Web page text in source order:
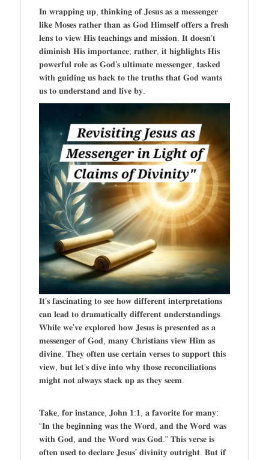
𝐈𝐧 𝐰𝐫𝐚𝐩𝐩𝐢𝐧𝐠 𝐮𝐩, 𝐭𝐡𝐢𝐧𝐤𝐢𝐧𝐠 𝐨𝐟 𝐉𝐞𝐬𝐮𝐬 𝐚𝐬 𝐚 𝐦𝐞𝐬𝐬𝐞𝐧𝐠𝐞𝐫
𝐥𝐢𝐤𝐞 𝐌𝐨𝐬𝐞𝐬 𝐫𝐚𝐭𝐡𝐞𝐫 𝐭𝐡𝐚𝐧 𝐚𝐬 𝐆𝐨𝐝 𝐇𝐢𝐦𝐬𝐞𝐥𝐟 𝐨𝐟𝐟𝐞𝐫𝐬 𝐚 𝐟𝐫𝐞𝐬𝐡
𝐥𝐞𝐧𝐬 𝐭𝐨 𝐯𝐢𝐞𝐰 𝐇𝐢𝐬 𝐭𝐞𝐚𝐜𝐡𝐢𝐧𝐠𝐬 𝐚𝐧𝐝 𝐦𝐢𝐬𝐬𝐢𝐨𝐧. 𝐈𝐭 𝐝𝐨𝐞𝐬𝐧’𝐭
𝐝𝐢𝐦𝐢𝐧𝐢𝐬𝐡 𝐇𝐢𝐬 𝐢𝐦𝐩𝐨𝐫𝐭𝐚𝐧𝐜𝐞; 𝐫𝐚𝐭𝐡𝐞𝐫, 𝐢𝐭 𝐡𝐢𝐠𝐡𝐥𝐢𝐠𝐡𝐭𝐬 𝐇𝐢𝐬
𝐩𝐨𝐰𝐞𝐫𝐟𝐮𝐥 𝐫𝐨𝐥𝐞 𝐚𝐬 𝐆𝐨𝐝’𝐬 𝐮𝐥𝐭𝐢𝐦𝐚𝐭𝐞 𝐦𝐞𝐬𝐬𝐞𝐧𝐠𝐞𝐫, 𝐭𝐚𝐬𝐤𝐞𝐝
𝐰𝐢𝐭𝐡 𝐠𝐮𝐢𝐝𝐢𝐧𝐠 𝐮𝐬 𝐛𝐚𝐜𝐤 𝐭𝐨 𝐭𝐡𝐞 𝐭𝐫𝐮𝐭𝐡𝐬 𝐭𝐡𝐚𝐭 𝐆𝐨𝐝 𝐰𝐚𝐧𝐭𝐬
𝐮𝐬 𝐭𝐨 𝐮𝐧𝐝𝐞𝐫𝐬𝐭𝐚𝐧𝐝 𝐚𝐧𝐝 𝐥𝐢𝐯𝐞 𝐛𝐲.
𝐈𝐭’𝐬 𝐟𝐚𝐬𝐜𝐢𝐧𝐚𝐭𝐢𝐧𝐠 𝐭𝐨 𝐬𝐞𝐞 𝐡𝐨𝐰 𝐝𝐢𝐟𝐟𝐞𝐫𝐞𝐧𝐭 𝐢𝐧𝐭𝐞𝐫𝐩𝐫𝐞𝐭𝐚𝐭𝐢𝐨𝐧𝐬
𝐜𝐚𝐧 𝐥𝐞𝐚𝐝 𝐭𝐨 𝐝𝐫𝐚𝐦𝐚𝐭𝐢𝐜𝐚𝐥𝐥𝐲 𝐝𝐢𝐟𝐟𝐞𝐫𝐞𝐧𝐭 𝐮𝐧𝐝𝐞𝐫𝐬𝐭𝐚𝐧𝐝𝐢𝐧𝐠𝐬.
𝐖𝐡𝐢𝐥𝐞 𝐰𝐞’𝐯𝐞 𝐞𝐱𝐩𝐥𝐨𝐫𝐞𝐝 𝐡𝐨𝐰 𝐉𝐞𝐬𝐮𝐬 𝐢𝐬 𝐩𝐫𝐞𝐬𝐞𝐧𝐭𝐞𝐝 𝐚𝐬 𝐚
𝐦𝐞𝐬𝐬𝐞𝐧𝐠𝐞𝐫 𝐨𝐟 𝐆𝐨𝐝, 𝐦𝐚𝐧𝐲 𝐂𝐡𝐫𝐢𝐬𝐭𝐢𝐚𝐧𝐬 𝐯𝐢𝐞𝐰 𝐇𝐢𝐦 𝐚𝐬
𝐝𝐢𝐯𝐢𝐧𝐞. 𝐓𝐡𝐞𝐲 𝐨𝐟𝐭𝐞𝐧 𝐮𝐬𝐞 𝐜𝐞𝐫𝐭𝐚𝐢𝐧 𝐯𝐞𝐫𝐬𝐞𝐬 𝐭𝐨 𝐬𝐮𝐩𝐩𝐨𝐫𝐭 𝐭𝐡𝐢𝐬
𝐯𝐢𝐞𝐰, 𝐛𝐮𝐭 𝐥𝐞𝐭’𝐬 𝐝𝐢𝐯𝐞 𝐢𝐧𝐭𝐨 𝐰𝐡𝐲 𝐭𝐡𝐨𝐬𝐞 𝐫𝐞𝐜𝐨𝐧𝐜𝐢𝐥𝐢𝐚𝐭𝐢𝐨𝐧𝐬
𝐦𝐢𝐠𝐡𝐭 𝐧𝐨𝐭 𝐚𝐥𝐰𝐚𝐲𝐬 𝐬𝐭𝐚𝐜𝐤 𝐮𝐩 𝐚𝐬 𝐭𝐡𝐞𝐲 𝐬𝐞𝐞𝐦.
𝐓𝐚𝐤𝐞, 𝐟𝐨𝐫 𝐢𝐧𝐬𝐭𝐚𝐧𝐜𝐞, 𝐉𝐨𝐡𝐧 𝟏:𝟏, 𝐚 𝐟𝐚𝐯𝐨𝐫𝐢𝐭𝐞 𝐟𝐨𝐫 𝐦𝐚𝐧𝐲:
“𝐈𝐧 𝐭𝐡𝐞 𝐛𝐞𝐠𝐢𝐧𝐧𝐢𝐧𝐠 𝐰𝐚𝐬 𝐭𝐡𝐞 𝐖𝐨𝐫𝐝, 𝐚𝐧𝐝 𝐭𝐡𝐞 𝐖𝐨𝐫𝐝 𝐰𝐚𝐬
𝐰𝐢𝐭𝐡 𝐆𝐨𝐝, 𝐚𝐧𝐝 𝐭𝐡𝐞 𝐖𝐨𝐫𝐝 𝐰𝐚𝐬 𝐆𝐨𝐝.” 𝐓𝐡𝐢𝐬 𝐯𝐞𝐫𝐬𝐞 𝐢𝐬
𝐨𝐟𝐭𝐞𝐧 𝐮𝐬𝐞𝐝 𝐭𝐨 𝐝𝐞𝐜𝐥𝐚𝐫𝐞 𝐉𝐞𝐬𝐮𝐬’ 𝐝𝐢𝐯𝐢𝐧𝐢𝐭𝐲 𝐨𝐮𝐭𝐫𝐢𝐠𝐡𝐭. 𝐁𝐮𝐭 𝐢𝐟